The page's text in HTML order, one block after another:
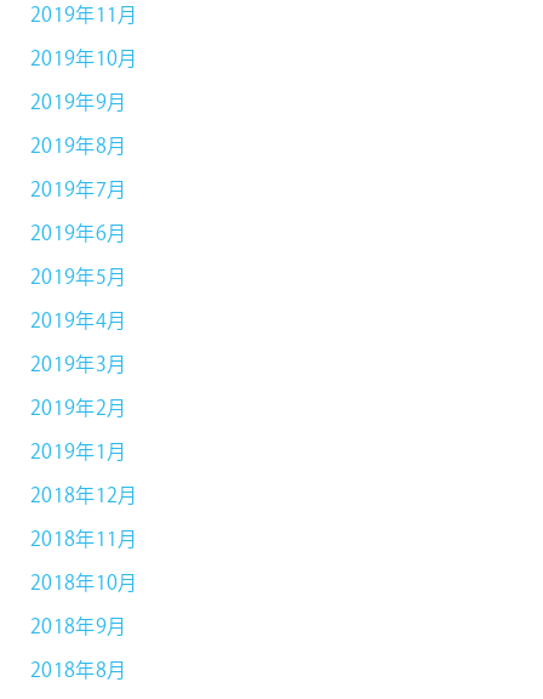
2019年11月
2019年10月
2019年9月
2019年8月
2019年7月
2019年6月
2019年5月
2019年4月
2019年3月
2019年2月
2019年1月
2018年12月
2018年11月
2018年10月
2018年9月
2018年8月